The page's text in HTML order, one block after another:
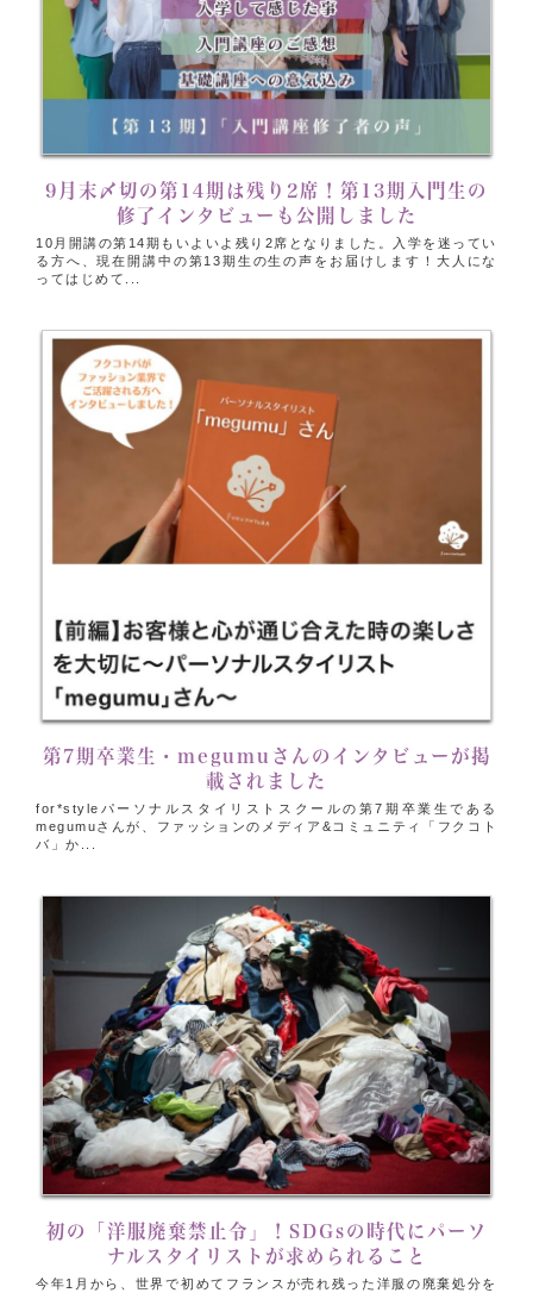
9月末〆切の第14期は残り2席！第13期入門生の
修了インタビューも公開しました
10月開講の第14期もいよいよ残り2席となりました。入学を迷ってい
る方へ、現在開講中の第13期生の生の声をお届けします！大人にな
ってはじめて...
第7期卒業生・megumuさんのインタビューが掲
載されました
for*styleパーソナルスタイリストスクールの第7期卒業生である
megumuさんが、ファッションのメディア&コミュニティ「フクコト
バ」か...
初の「洋服廃棄禁止令」！SDGsの時代にパーソ
ナルスタイリストが求められること
今年1月から、世界で初めてフランスが売れ残った洋服の廃棄処分を